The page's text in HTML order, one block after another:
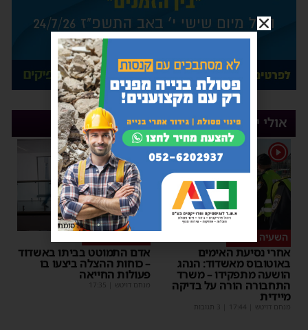
אולי יעניין אותך
1
השעיה מיידית
אחרי נסיעת האימים
באוטובוס מאשדוד: הנהג
הושעה מתפקידו – משרד
התחבורה הורה על בדיקה
מיידית
מנחם דויטש 17:44
אדם התמוטט בביתו באשדוד
– כוחות ההצלה ביצעו בו
פעולות החייאה
מנחם דויטש 17:35